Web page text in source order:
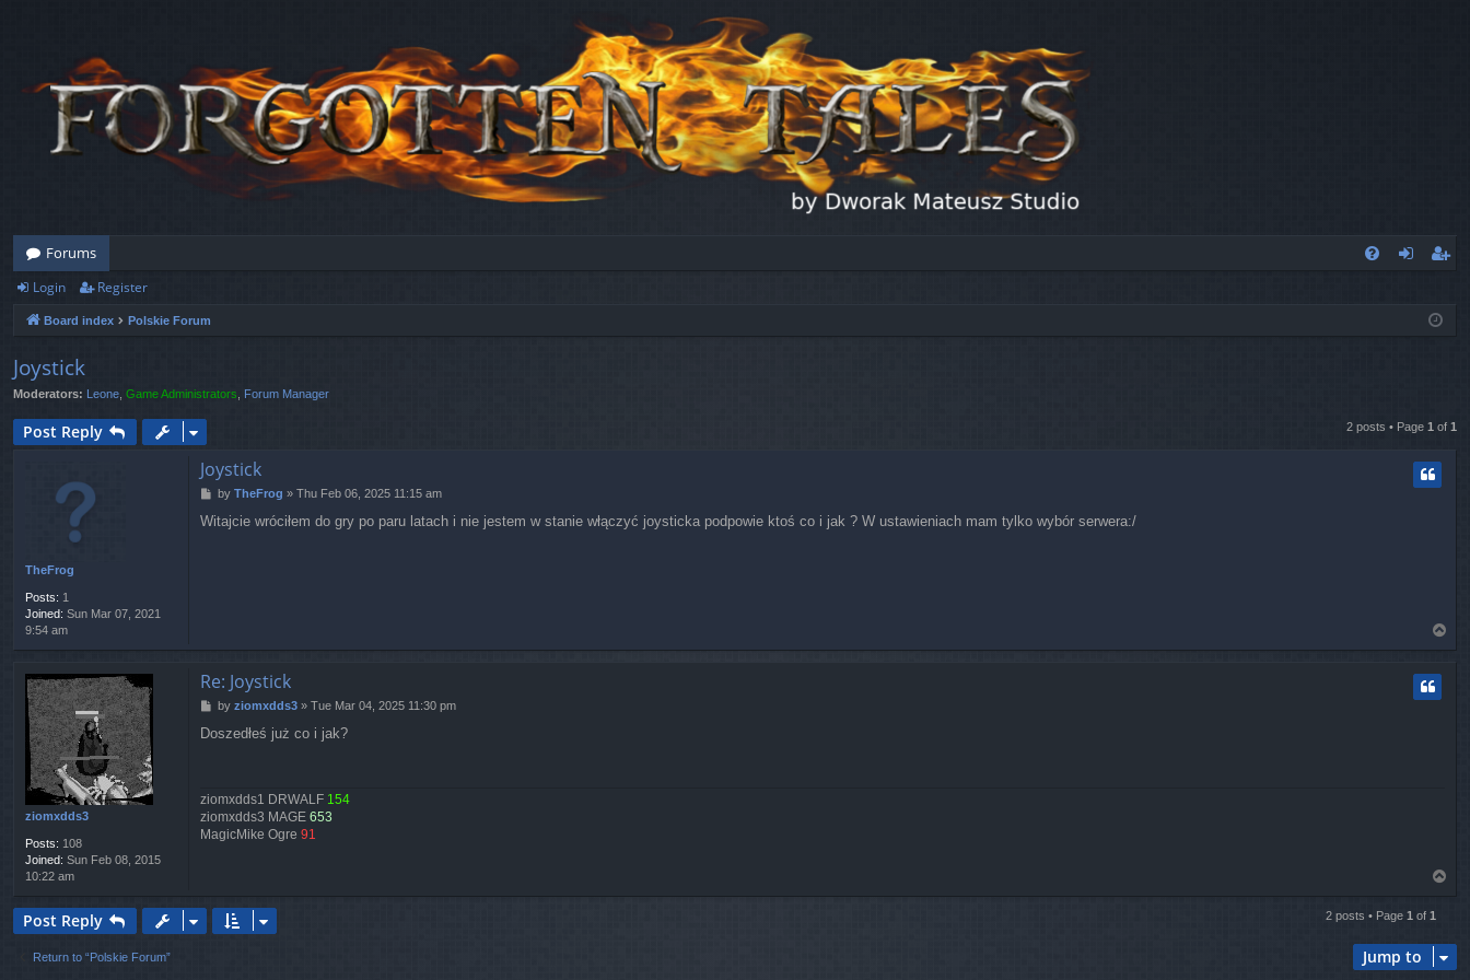
Forums
ist
Login Register
Board index Polskie Forum
Joystick
Moderators: Leone Game Administrators Forum Manager
Post Reply 2 posts • Page 1 of 1
TheFrog
Posts: 1
Joined: Sun Mar 07, 2021
9:54 am
Joystick
P
s
by TheFrog » Thu Feb 06, 2025 11:15 am
Witajcie wróciłem do gry po paru latach i nie jestem w stanie włączyć joysticka podpowie ktoś co i jak ? W ustawieniach mam tylko wybór serwera:/
o
ziomxdds3
Posts: 108
Joined: Sun Feb 08, 2015
10:22 am
Re: Joystick
P
s
by ziomxdds3» Tue Mar 04, 2025 11:30 pm
Doszedłeś już co i jak?
ziomxdds1 DRWALF 154
ziomxdds3 MAGE 653
MagicMike Ogre 91
Post Reply 2 posts • Page 1 of 1
Return to “Polskie Forum” Jump to